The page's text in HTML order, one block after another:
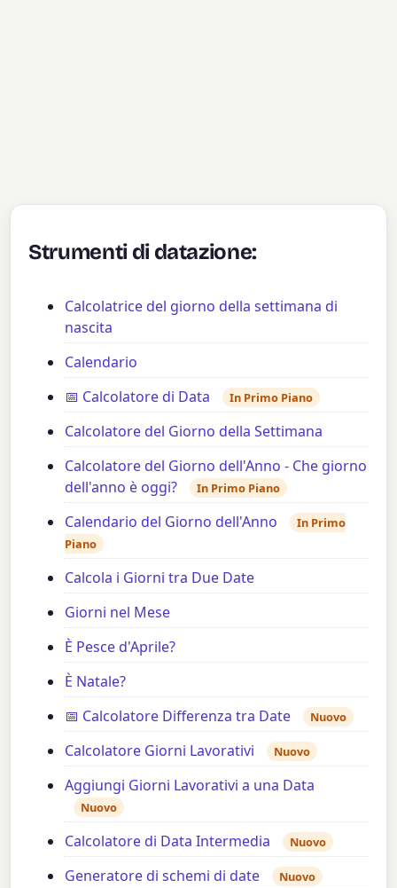
Strumenti di datazione:
Calcolatrice del giorno della settimana di
nascita
Calendario
📅 Calcolatore di Data
In Primo Piano
Calcolatore del Giorno della Settimana
Calcolatore del Giorno dell'Anno - Che giorno
dell'anno è oggi?
In Primo Piano
Calendario del Giorno dell'Anno
In Primo
Piano
Calcola i Giorni tra Due Date
Giorni nel Mese
È Pesce d'Aprile?
È Natale?
📅 Calcolatore Differenza tra Date
Nuovo
Calcolatore Giorni Lavorativi Nuovo
Aggiungi Giorni Lavorativi a una Data
Nuovo
Calcolatore di Data Intermedia Nuovo
Generatore di schemi di date Nuovo